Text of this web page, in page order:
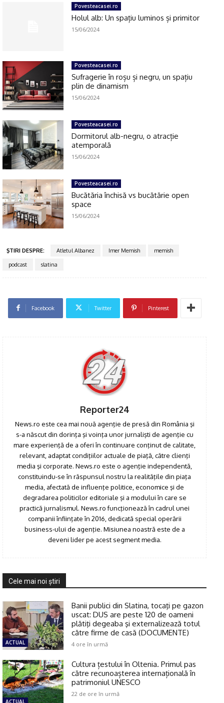
Click pe imagine
Povesteacasei.ro
Holul alb: Un spațiu luminos și primitor
15/06/2024
Povesteacasei.ro
Sufragerie în roșu și negru, un spațiu
plin de dinamism
15/06/2024
Povesteacasei.ro
Dormitorul alb-negru, o atracție
atemporală
15/06/2024
Povesteacasei.ro
Bucătăria închisă vs bucătărie open
space
15/06/2024
ŞTIRI DESPRE: Atletul Albanez Imer Memish
memish
podcast
slatina
Facebook Twitter Pinterest
Reporter24
News.ro este cea mai nouă agenţie de presă din România şi
s-a născut din dorinţa şi voinţa unor jurnalişti de agenţie cu
mare experienţă de a oferi în continuare conţinut de calitate,
relevant, adaptat condiţiilor actuale de piaţă, către clienţi
media şi corporate. News.ro este o agenţie independentă,
constituindu-se în răspunsul nostru la realităţile din piaţa
media, afectată de influenţe politice, economice şi de
degradarea politicilor editoriale şi a modului în care se
practică jurnalismul. News.ro funcţionează în cadrul unei
companii înfiinţate în 2016, dedicată special operării
business-ului de agenţie. Misiunea noastră este de a
deveni lider pe acest segment media.
Cele mai noi ştiri
ACTUAL
Banii publici din Slatina, tocaţi pe gazon
uscat: DUS are peste 120 de oameni
plătiţi degeaba şi externalizează totul
către firme de casă (DOCUMENTE)
4 ore în urmă
Cultura țestului în Oltenia. Primul pas
către recunoașterea internațională în
patrimoniul UNESCO
22 de ore în urmă